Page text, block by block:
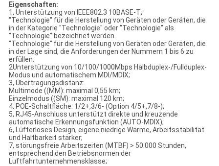
Eigenschaften:
1, Unterstützung von IEEE802.3 10BASE-T;
"Technologie" für die Herstellung von Geräten oder Geräten, die
in der Kategorie "Technologie" oder "Technologie" als
"Technologie" bezeichnet werden.
"Technologie" für die Herstellung von Geräten oder Geräten, die
in der Lage sind, die Anforderungen der Nummern 1 bis 6 zu
erfüllen.
2Unterstützung von 10/100/1000Mbps Halbduplex-/Fullduplex-
Modus und automatischem MDI/MDIX;
3, Übertragungsdistanz:
Multimode ((MM): maximal 0,55 km;
Einzelmodus ((SM): maximal 120 km;
4, POE-Schaltfläche: 1/2+,3/6- (Option 4/5+,7/8-);
5, RJ45-Anschluss unterstützt direkte und kreuzende
automatische Erkennungsfunktion (AUTO-MDIX);
6, Lüfterloses Design, eigene niedrige Wärme, Arbeitsstabilität
und Haltbarkeit stärker;
7, störungsfreie Arbeitszeiten (MTBF) > 50.000 Stunden,
entsprechend den Betriebsnormen der
Luftfahrtunternehmensklasse;